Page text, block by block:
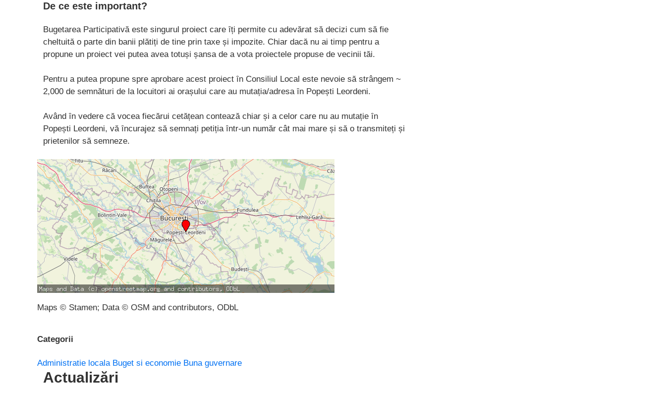
De ce este important?
Bugetarea Participativӑ este singurul proiect care ȋți permite cu adevӑrat sӑ decizi cum sӑ fie
cheltuitӑ o parte din banii plӑtiți de tine prin taxe și impozite. Chiar dacӑ nu ai timp pentru a
propune un proiect vei putea avea totuși șansa de a vota proiectele propuse de vecinii tӑi.
Pentru a putea propune spre aprobare acest proiect ȋn Consiliul Local este nevoie sӑ strângem ~
2,000 de semnӑturi de la locuitori ai orașului care au mutația/adresa ȋn Popești Leordeni.
Având ȋn vedere cӑ vocea fiecӑrui cetӑțean conteazӑ chiar și a celor care nu au mutație ȋn
Popești Leordeni, vӑ ȋncurajez sӑ semnați petiția ȋntr-un numӑr cât mai mare și sӑ o transmiteți și
prietenilor sӑ semneze.
Maps © Stamen; Data © OSM and contributors, ODbL
Categorii
Administratie locala Buget si economie Buna guvernare
Actualizări